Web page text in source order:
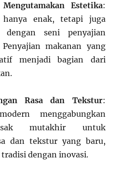
Estetika:
enak, tetapi juga
dengan seni penyajian
makanan yang
menjadi bagian dari
Rasa dan Tekstur:
menggabungkan
mutakhir untuk
dan tekstur yang baru,
dengan inovasi.